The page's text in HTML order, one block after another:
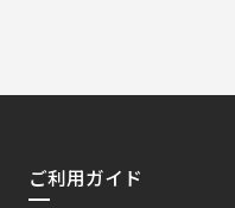
ご利用ガイド